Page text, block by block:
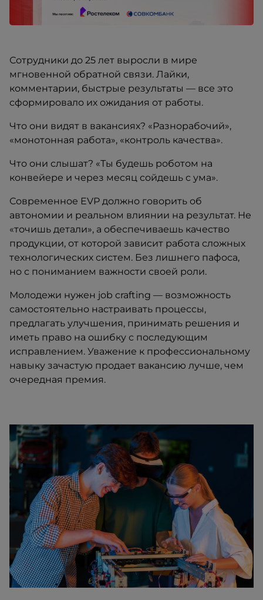
Сотрудники до 25 лет выросли в мире
мгновенной обратной связи. Лайки,
комментарии, быстрые результаты — все это
сформировало их ожидания от работы.
Что они видят в вакансиях? «Разнорабочий»,
«монотонная работа», «контроль качества».
Что они слышат? «Ты будешь роботом на
конвейере и через месяц сойдешь с ума».
Современное EVP должно говорить об
автономии и реальном влиянии на результат. Не
«точишь детали», а обеспечиваешь качество
продукции, от которой зависит работа сложных
технологических систем. Без лишнего пафоса,
но с пониманием важности своей роли.
Молодежи нужен job crafting — возможность
самостоятельно настраивать процессы,
предлагать улучшения, принимать решения и
иметь право на ошибку с последующим
исправлением. Уважение к профессиональному
навыку зачастую продает вакансию лучше, чем
очередная премия.